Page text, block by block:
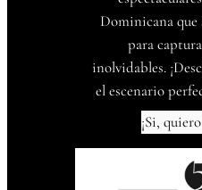
Dominicana
para
inolvidables.
el escenario
¡Si,